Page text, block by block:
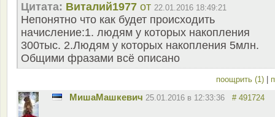
Цитата: Виталий1977 от 22.01.2016 18:49:21
Непонятно что как будет происходить
начисление:1. людям у которых накопления
300тыс. 2.Людям у которых накопления 5млн.
Общими фразами всё описано
поощрить (1)
MишаМашкевич 25.01.2016 в 12:33:36 # 491724